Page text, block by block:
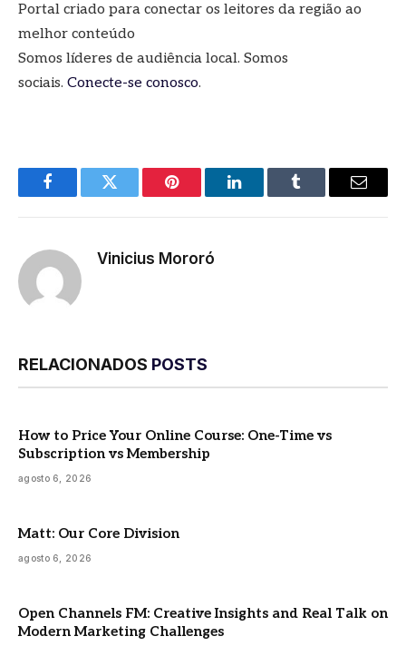
Portal criado para conectar os leitores da região ao
melhor conteúdo
Somos líderes de audiência local. Somos
sociais. Conecte-se conosco.
FacebookTwitter Pinterest LinkedInTumblr
E-
Vinicius Mororó
RELACIONADOS POSTS
How to Price Your Online Course: One-Time vs
Subscription vs Membership
agosto 6, 2026
Matt: Our Core Division
agosto 6, 2026
Open Channels FM: Creative Insights and Real Talk on
Modern Marketing Challenges